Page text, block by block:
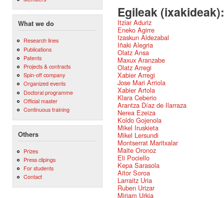
What we do
Research lines
Publications
Patents
Projects & contracts
Spin-off company
Organized events
Doctoral programme
Official master
Continuous training
Others
Prizes
Press clipings
For students
Contact
Egileak
Itziar Aduriz
Eneko Agirre
Izaskun Aldezabal
Iñaki Alegria
Olatz Ansa
Maxux Aranzabe
Olatz Arregi
Xabier Arregi
Jose Mari Arriola
Xabier Artola
Klara Ceberio
Arantza Díaz de Ilarraza
Nerea Ezeiza
Koldo Gojenola
Mikel Iruskieta
Mikel Lersundi
Montserrat Maritxalar
Maite Oronoz
Eli Pociello
Kepa Sarasola
Aitor Soroa
Larraitz Uria
Ruben Urizar
Miriam Urkia